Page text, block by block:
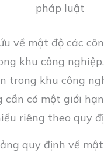
pháp luật
về mật độ các
khu công
trong khu công
cần có một giới
riêng theo quy
quy định về